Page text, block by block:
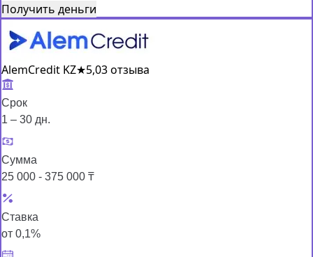
Получить деньги
AlemCredit KZ★5,03 отзыва
Срок
1 – 30 дн.
Сумма
25 000 - 375 000 ₸
Ставка
от 0,1%